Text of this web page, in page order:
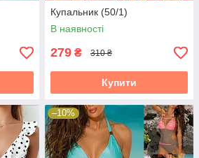
Купальник (50/1)
В наявності
279 ₴ 310 ₴
Купити
–10%